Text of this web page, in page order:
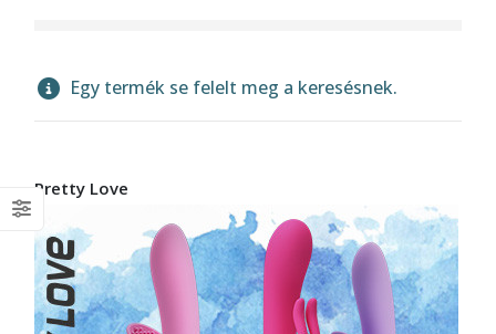
Egy termék se felelt meg a keresésnek.
Pretty Love